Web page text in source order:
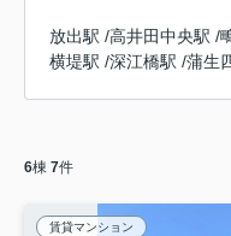
放出駅 /高井田中央駅 /
横堤駅 /深江橋駅 /蒲生
6棟 7件
賃貸マンション